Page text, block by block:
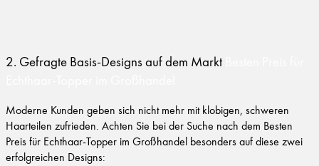
2. Gefragte Basis-Designs auf dem Markt
Moderne Kunden geben sich nicht mehr mit klobigen, schweren
Haarteilen zufrieden. Achten Sie bei der Suche nach dem Besten
Preis für Echthaar-Topper im Großhandel besonders auf diese zwei
erfolgreichen Designs: